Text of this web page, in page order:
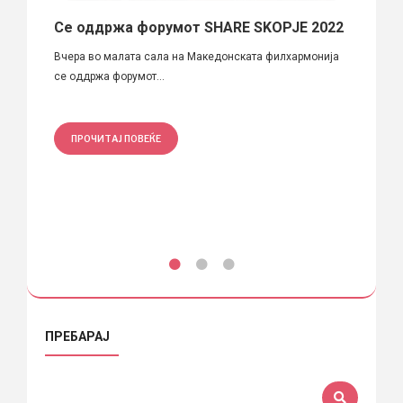
Се оддржа форумот SHARE SKOPJE 2022
Вчера во малата сала на Македонската филхармонија
се оддржа форумот...
ПРОЧИТАЈ ПОВЕЌЕ
ПРЕБАРАЈ